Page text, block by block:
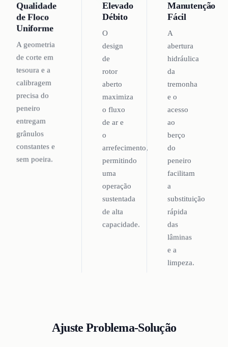
Qualidade
de Floco
Uniforme
A geometria
de corte em
tesoura e a
calibragem
precisa do
peneiro
entregam
grânulos
constantes e
sem poeira.
Elevado
Débito
O
design
de
rotor
aberto
maximiza
o fluxo
de ar e
o
arrefecimento,
permitindo
uma
operação
sustentada
de alta
capacidade.
Manutenção
Fácil
A
abertura
hidráulica
da
tremonha
e o
acesso
ao
berço
do
peneiro
facilitam
a
substituição
rápida
das
lâminas
e a
limpeza.
Ajuste Problema-Solução